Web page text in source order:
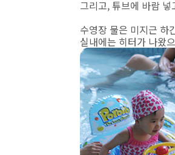
그리고, 튜브에 바람
수영장 물은 미지근 하
실내에는 히터가 나왔